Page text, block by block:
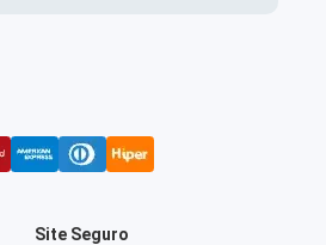
Site Seguro